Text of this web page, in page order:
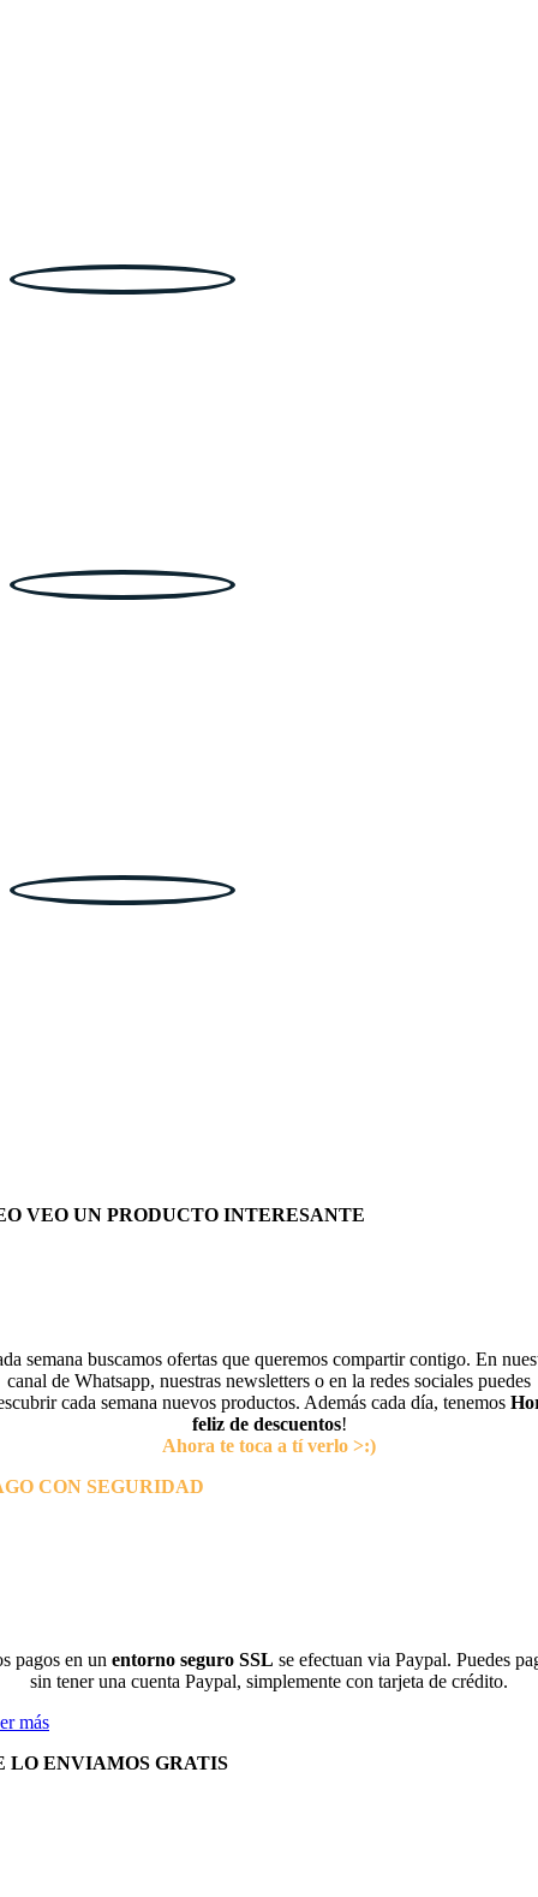
VEO UN PRODUCTO INTERESANTE
semana buscamos ofertas que queremos compartir contigo. En
canal de Whatsapp, nuestras newsletters o en la redes sociales puedes
cada semana nuevos productos. Además cada día, tenemos
feliz de descuentos!
Ahora te toca a tí verlo >:)
CON SEGURIDAD
pagos en un entorno seguro SSL se efectuan via Paypal. Puedes
sin tener una cuenta Paypal, simplemente con tarjeta de crédito.
más
LO ENVIAMOS GRATIS